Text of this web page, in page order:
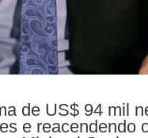
de US$ 94 mil
e reacendendo